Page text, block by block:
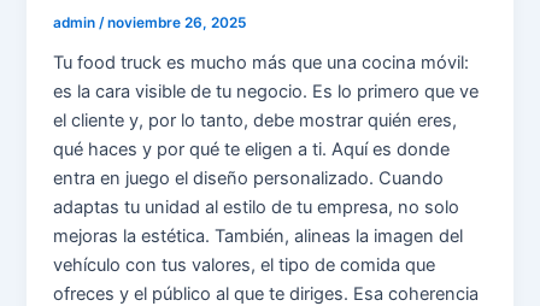
admin /noviembre 26, 2025
Tu food truck es mucho más que una cocina móvil:
es la cara visible de tu negocio. Es lo primero que ve
el cliente y, por lo tanto, debe mostrar quién eres,
qué haces y por qué te eligen a ti. Aquí es donde
entra en juego el diseño personalizado. Cuando
adaptas tu unidad al estilo de tu empresa, no solo
mejoras la estética. También, alineas la imagen del
vehículo con tus valores, el tipo de comida que
ofreces y el público al que te diriges. Esa coherencia